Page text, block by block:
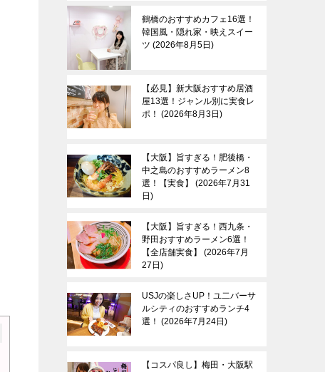
鶴橋のおすすめカフェ16選！
韓国風・隠れ家・映えスイー
ツ 2026年8月5日
【必見】新大阪おすすめ居酒
屋13選！ジャンル別に実食レ
ポ！
2026年8月3日
【大阪】旨すぎる！肥後橋・
中之島のおすすめラーメン8
選！【実食】
2026年7月31
日
【大阪】旨すぎる！西九条・
野田おすすめラーメン6選！
【全店舗実食】
2026年7月
27日
USJの楽しさUP！ユ二バーサ
ルシティのおすすめランチ4
選！
2026年7月24日
【コスパ良し】梅田・大阪駅